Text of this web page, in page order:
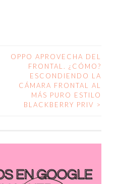
OPPO APROVECHA DEL
FRONTAL. ¿CÓMO?
ESCONDIENDO LA
CÁMARA FRONTAL AL
MÁS PURO ESTILO
BLACKBERRY PRIV >